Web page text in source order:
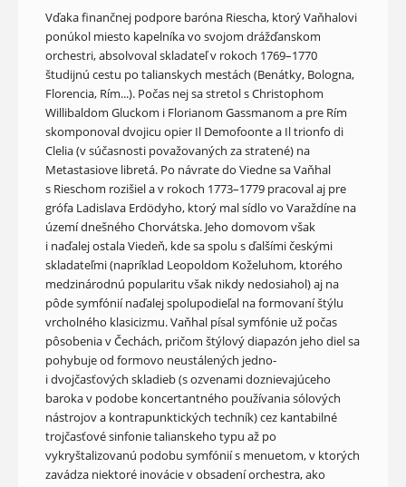
Vďaka finančnej podpore baróna Riescha, ktorý Vaňhalovi
ponúkol miesto kapelníka vo svojom drážďanskom
orchestri, absolvoval skladateľ v rokoch 1769–1770
študijnú cestu po talianskych mestách (Benátky, Bologna,
Florencia, Rím...). Počas nej sa stretol s Christophom
Willibaldom Gluckom i Florianom Gassmanom a pre Rím
skomponoval dvojicu opier Il Demofoonte a Il trionfo di
Clelia (v súčasnosti považovaných za stratené) na
Metastasiove libretá. Po návrate do Viedne sa Vaňhal
s Rieschom rozišiel a v rokoch 1773–1779 pracoval aj pre
grófa Ladislava Erdödyho, ktorý mal sídlo vo Varaždíne na
území dnešného Chorvátska. Jeho domovom však
i naďalej ostala Viedeň, kde sa spolu s ďalšími českými
skladateľmi (napríklad Leopoldom Koželuhom, ktorého
medzinárodnú popularitu však nikdy nedosiahol) aj na
pôde symfónií naďalej spolupodieľal na formovaní štýlu
vrcholného klasicizmu. Vaňhal písal symfónie už počas
pôsobenia v Čechách, pričom štýlový diapazón jeho diel sa
pohybuje od formovo neustálených jedno-
i dvojčasťových skladieb (s ozvenami doznievajúceho
baroka v podobe koncertantného používania sólových
nástrojov a kontrapunktických techník) cez kantabilné
trojčasťové sinfonie talianskeho typu až po
vykryštalizovanú podobu symfónií s menuetom, v ktorých
zavádza niektoré inovácie v obsadení orchestra, ako